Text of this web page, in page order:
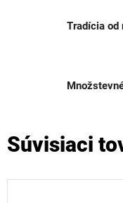
Tradícia od
Súvisiaci